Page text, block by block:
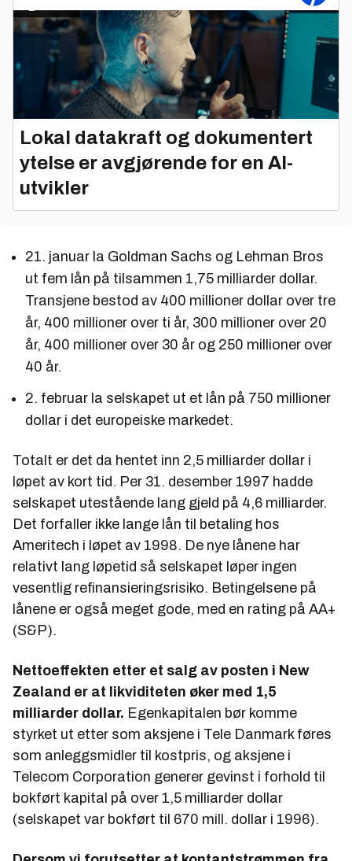
Lokal datakraft og dokumentert
ytelse er avgjørende for en AI-
utvikler
21. januar la Goldman Sachs og Lehman Bros
ut fem lån på tilsammen 1,75 milliarder dollar.
Transjene bestod av 400 millioner dollar over tre
år, 400 millioner over ti år, 300 millioner over 20
år, 400 millioner over 30 år og 250 millioner over
40 år.
2. februar la selskapet ut et lån på 750 millioner
dollar i det europeiske markedet.
Totalt er det da hentet inn 2,5 milliarder dollar i
løpet av kort tid. Per 31. desember 1997 hadde
selskapet utestående lang gjeld på 4,6 milliarder.
Det forfaller ikke lange lån til betaling hos
Ameritech i løpet av 1998. De nye lånene har
relativt lang løpetid så selskapet løper ingen
vesentlig refinansieringsrisiko. Betingelsene på
lånene er også meget gode, med en rating på AA+
(S&P).
Nettoeffekten etter et salg av posten i New
Zealand er at likviditeten øker med 1,5
milliarder dollar. Egenkapitalen bør komme
styrket ut etter som aksjene i Tele Danmark føres
som anleggsmidler til kostpris, og aksjene i
Telecom Corporation generer gevinst i forhold til
bokført kapital på over 1,5 milliarder dollar
(selskapet var bokført til 670 mill. dollar i 1996).